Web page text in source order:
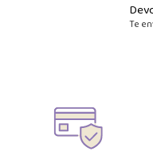
Te